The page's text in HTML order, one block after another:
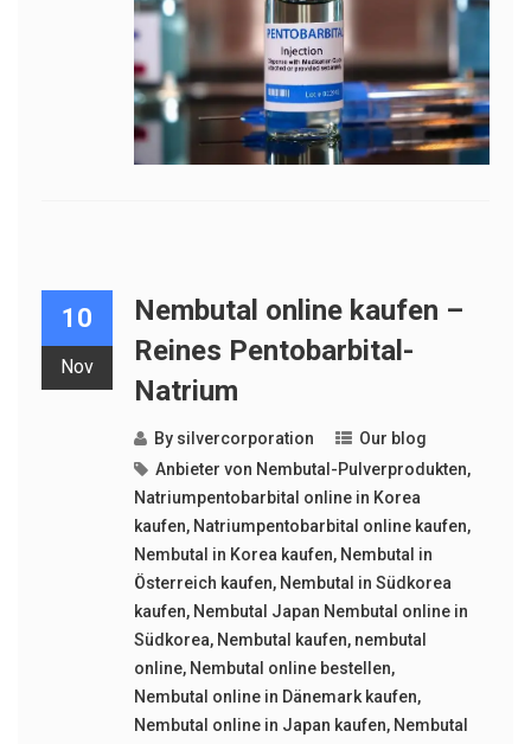
10
Nov
Nembutal online kaufen –
Reines Pentobarbital-
Natrium
By silvercorporation
Our blog
Anbieter von Nembutal-Pulverprodukten,
Natriumpentobarbital online in Korea
kaufen, Natriumpentobarbital online kaufen,
Nembutal in Korea kaufen, Nembutal in
Österreich kaufen, Nembutal in Südkorea
kaufen, Nembutal Japan Nembutal online in
Südkorea, Nembutal kaufen, nembutal
online, Nembutal online bestellen,
Nembutal online in Dänemark kaufen,
Nembutal online in Japan kaufen, Nembutal